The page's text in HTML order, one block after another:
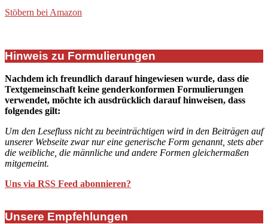
Stöbern bei Amazon
Hinweis zu Formulierungen
Nachdem ich freundlich darauf hingewiesen wurde, dass die
Textgemeinschaft keine genderkonformen Formulierungen
verwendet, möchte ich ausdrücklich darauf hinweisen, dass
folgendes gilt:
Um den Lesefluss nicht zu beeinträchtigen wird in den Beiträgen auf
unserer Webseite zwar nur eine generische Form genannt, stets aber
die weibliche, die männliche und andere Formen gleichermaßen
mitgemeint.
Uns via RSS Feed abonnieren?
Unsere Empfehlungen